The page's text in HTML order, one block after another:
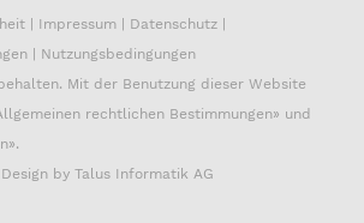
| Impressum | Datenschutz |
| Nutzungsbedingungen
Mit der Benutzung dieser Website
rechtlichen Bestimmungen» und
».
by Talus Informatik AG